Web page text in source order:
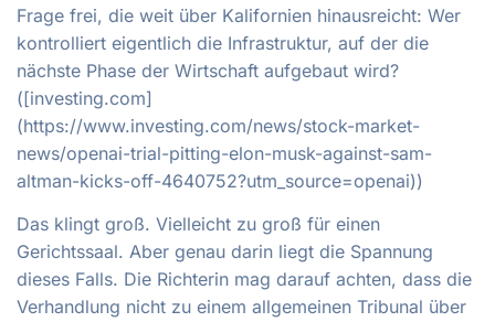
Frage frei, die weit über Kalifornien hinausreicht: Wer
kontrolliert eigentlich die Infrastruktur, auf der die
nächste Phase der Wirtschaft aufgebaut wird?
([investing.com]
(https://www.investing.com/news/stock-market-
news/openai-trial-pitting-elon-musk-against-sam-
altman-kicks-off-4640752?utm_source=openai))
Das klingt groß. Vielleicht zu groß für einen
Gerichtssaal. Aber genau darin liegt die Spannung
dieses Falls. Die Richterin mag darauf achten, dass die
Verhandlung nicht zu einem allgemeinen Tribunal über